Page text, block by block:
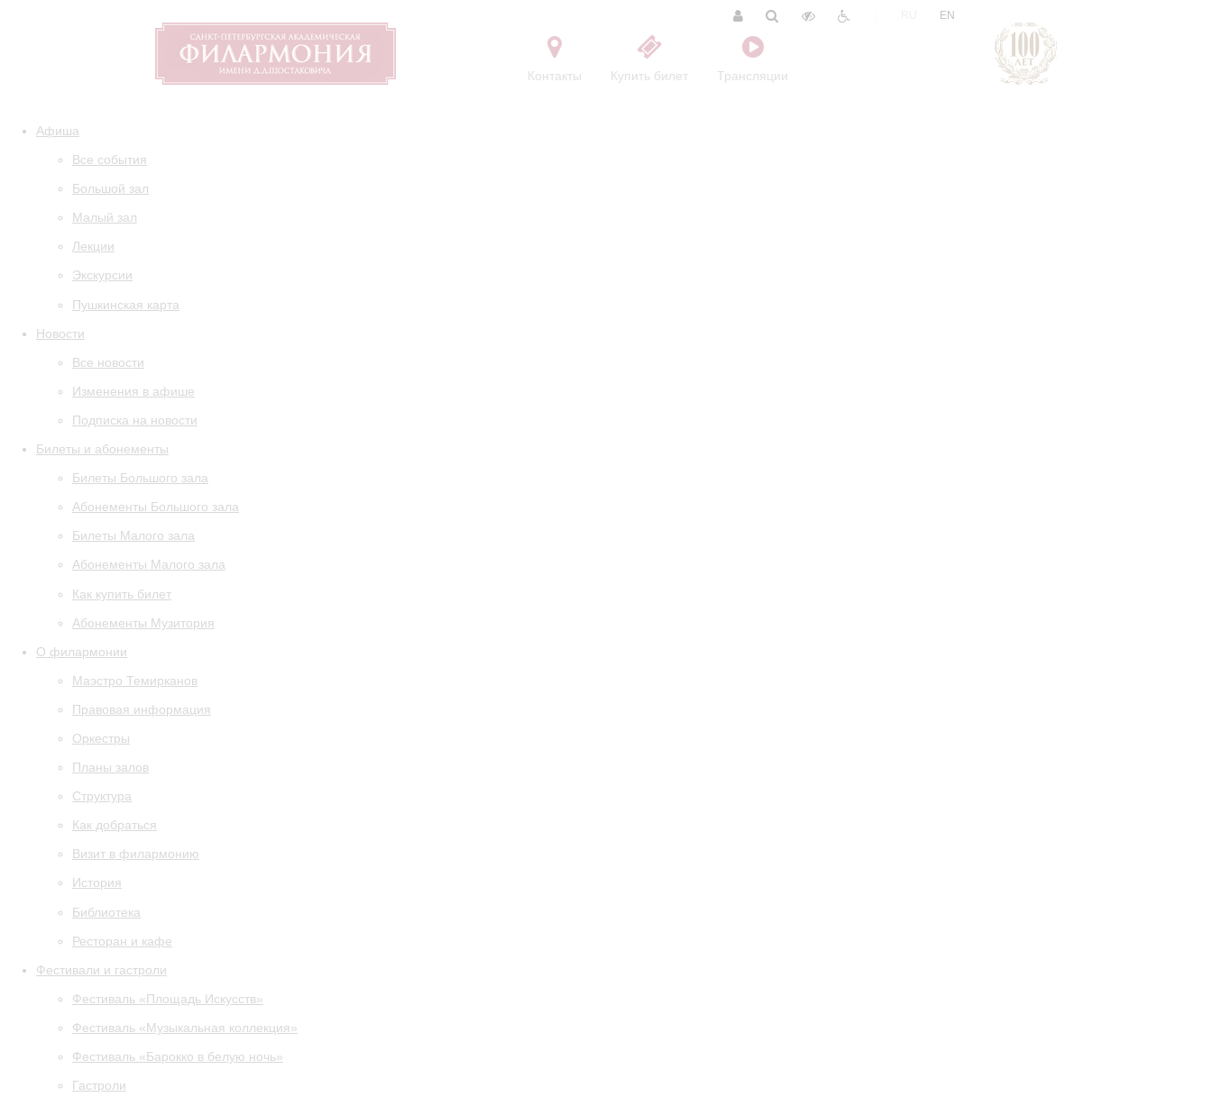
Контакты Купить билет Трансляции
EN
Афиша
Все события
Большой зал
Малый зал
Лекции
Экскурсии
Пушкинская карта
Новости
Все новости
Изменения в афише
Подписка на новости
Билеты и абонементы
Билеты Большого зала
Абонементы Большого зала
Билеты Малого зала
Абонементы Малого зала
Как купить билет
Абонементы Музитория
О филармонии
Маэстро Темирканов
Правовая информация
Оркестры
Планы залов
Структура
Как добраться
Визит в филармонию
История
Библиотека
Ресторан и кафе
Фестивали и гастроли
Фестиваль «Площадь Искусств»
Фестиваль «Музыкальная коллекция»
Фестиваль «Барокко в белую ночь»
Гастроли